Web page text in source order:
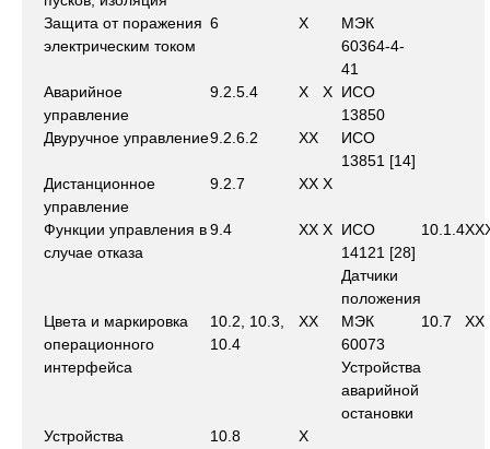
Защита от поражения
электрическим током
6 X
МЭК
60364-4-
41
Аварийное
управление
9.2.5.4 X X ИСО
13850
Двуручное управление9.2.6.2 XX
ИСО
13851 [14]
Дистанционное
управление
9.2.7 XX X
Функции управления в
случае отказа
9.4 XX X ИСО
14121 [28]
Датчики
положения
10.1.4XX
Цвета и маркировка
операционного
интерфейса
10.2, 10.3,
10.4
XX
МЭК
60073
Устройства
аварийной
остановки
10.7 XX
Устройства
10.8 X